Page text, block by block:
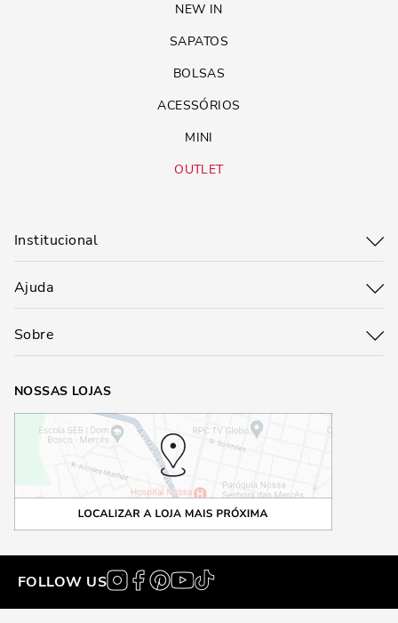
NEW IN
SAPATOS
BOLSAS
ACESSÓRIOS
MINI
OUTLET
Institucional
Ajuda
Sobre
NOSSAS LOJAS
FOLLOW US